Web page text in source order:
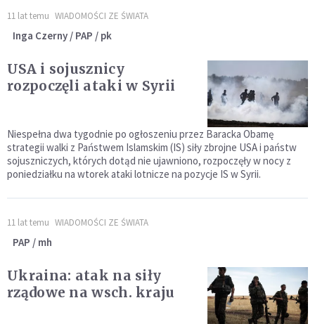
11 lat temu WIADOMOŚCI ZE ŚWIATA
Inga Czerny / PAP / pk
USA i sojusznicy
rozpoczęli ataki w Syrii
Niespełna dwa tygodnie po ogłoszeniu przez Baracka Obamę
strategii walki z Państwem Islamskim (IS) siły zbrojne USA i państw
sojuszniczych, których dotąd nie ujawniono, rozpoczęły w nocy z
poniedziałku na wtorek ataki lotnicze na pozycje IS w Syrii.
11 lat temu WIADOMOŚCI ZE ŚWIATA
PAP / mh
Ukraina: atak na siły
rządowe na wsch. kraju